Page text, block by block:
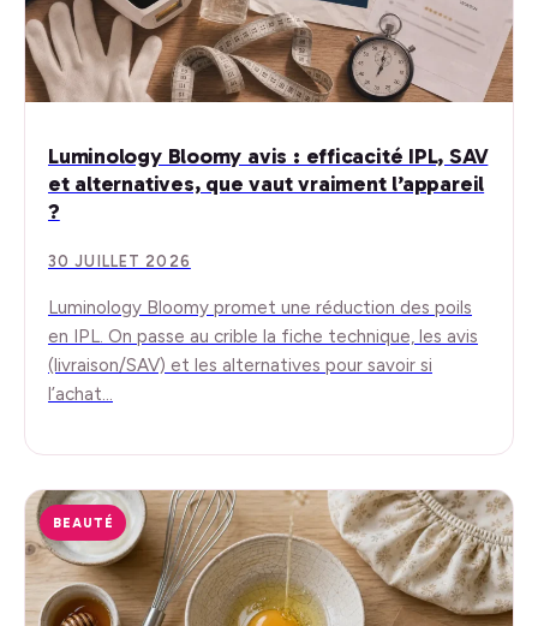
Luminology Bloomy avis : efficacité IPL, SAV
et alternatives, que vaut vraiment l’appareil
?
30 JUILLET 2026
Luminology Bloomy promet une réduction des poils
en IPL. On passe au crible la fiche technique, les avis
(livraison/SAV) et les alternatives pour savoir si
l’achat…
BEAUTÉ